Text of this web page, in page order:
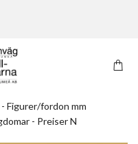
- Figurer/fordon mm
- Preiser N